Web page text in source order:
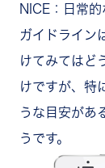
NICE：日常
ガイドライン
けてみてはど
けですが、特
うな目安があ
うです。